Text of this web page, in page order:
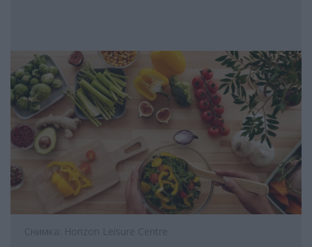
Снимка: Horizon Leisure Centre